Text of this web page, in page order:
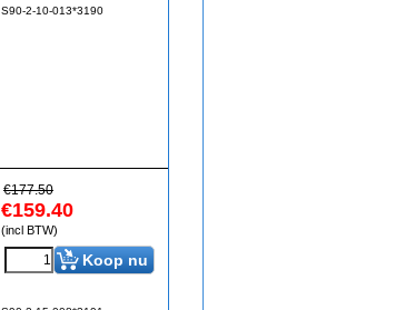
S90-2-10-013*3190
€177.50
€159.40
(incl BTW)
Koop nu